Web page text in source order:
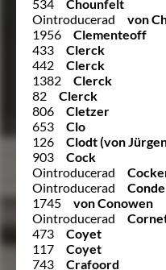
534
Chounfelt
Ointroducerad
von
1956
Clementeoff
433
Clerck
442
Clerck
1382
Clerck
82
Clerck
806
Cletzer
653
Clo
126
Clodt (von
903
Cock
Ointroducerad
Ointroducerad
1745
von Conowen
Ointroducerad
473
Coyet
117
Coyet
743
Crafoord